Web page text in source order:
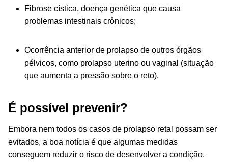
Fibrose cística, doença genética que causa
problemas intestinais crônicos;
Ocorrência anterior de prolapso de outros órgãos
pélvicos, como prolapso uterino ou vaginal (situação
que aumenta a pressão sobre o reto).
É possível prevenir?
Embora nem todos os casos de prolapso retal possam ser
evitados, a boa notícia é que algumas medidas
conseguem reduzir o risco de desenvolver a condição.